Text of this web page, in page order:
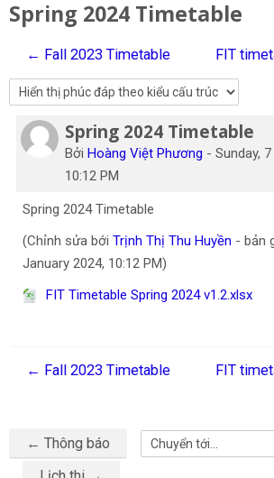
Research
Tiếng Việt
Tìm
khoá
Spring 2024 Timetable
← Fall 2023 Timetable FIT
Spring 2024 Timetable
BởiHoàng Việt Phương -Sunday,
10:12 PM
Số lượng các câu trả lời: 0
Spring 2024 Timetable
(Chỉnh sửa bới Trịnh Thị Thu Huyền - bản
January 2024, 10:12 PM)
FIT Timetable Spring 2024 v1.2.xlsx
← Fall 2023 Timetable FIT
← Thông báo Chuyển tới...